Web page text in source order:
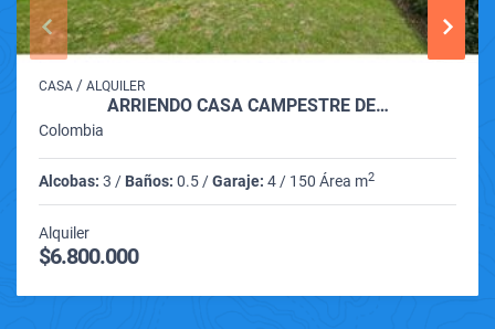
CASA / ALQUILER
ARRIENDO CASA CAMPESTRE DE…
Colombia
Alcobas: 3 / Baños: 0.5 /Garaje: 4 / 150 Área m2
Alquiler
$6.800.000